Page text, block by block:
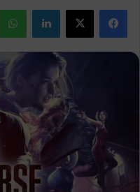
فیس بوک X لینکدین